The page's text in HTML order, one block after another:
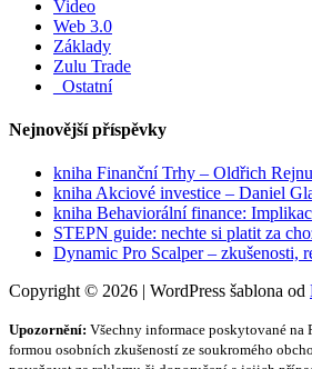
Video
Web 3.0
Základy
Zulu Trade
_Ostatní
Nejnovější příspěvky
kniha Finanční Trhy – Oldřich
kniha Akciové investice – Daniel
kniha Behaviorální finance:
STEPN guide: nechte si platit za
Dynamic Pro Scalper – zkušenosti,
Copyright © 2026 | WordPress šablona od
Upozornění: Všechny informace poskytované na
formou osobních zkušeností ze soukromého